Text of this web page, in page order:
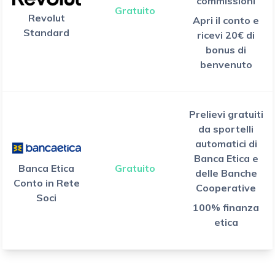
Revolut
Standard
Gratuito
Apri il conto e
ricevi 20€ di
bonus di
benvenuto
Banca Etica
Conto in Rete
Soci
Gratuito
Prelievi gratuiti
da sportelli
automatici di
Banca Etica e
delle Banche
Cooperative
100% finanza
etica